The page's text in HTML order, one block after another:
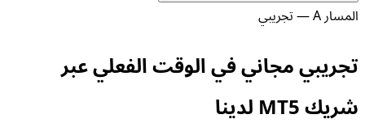
المسار A — تجريبي
تجريبي مجاني في الوقت الفعلي عبر
شريك MT5 لدينا